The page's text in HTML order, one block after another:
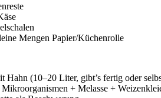
Mengen Papier/Küchenrolle
Hahn (10–20 Liter, gibt’s fertig oder
+ Melasse +